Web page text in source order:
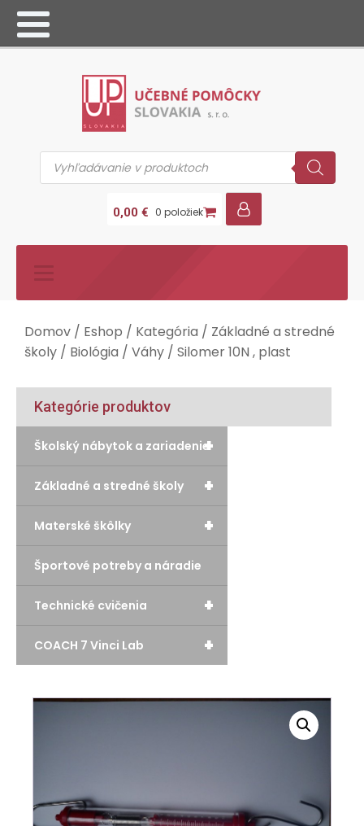
Products
search
0,00 € 0 položiek
Domov / Eshop / Kategória / Základné a stredné
školy / Biológia / Váhy / Silomer 10N , plast
Kategórie produktov
+
Školský nábytok a zariadenie
+
Základné a stredné školy
+
Materské škôlky
Športové potreby a náradie
+
Technické cvičenia
+
COACH 7 Vinci Lab